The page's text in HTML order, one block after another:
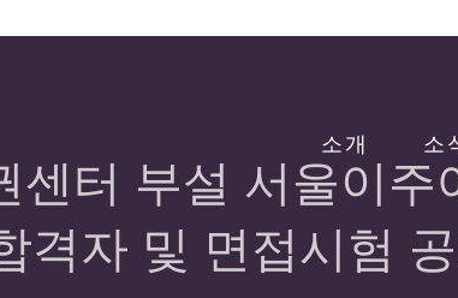
소개 소
터 부설 서울이주
격자 및 면접시험